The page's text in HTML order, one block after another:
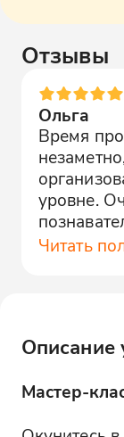
Отзывы
Ольга
Время
уровне.
Читать
Описание
Мастер-